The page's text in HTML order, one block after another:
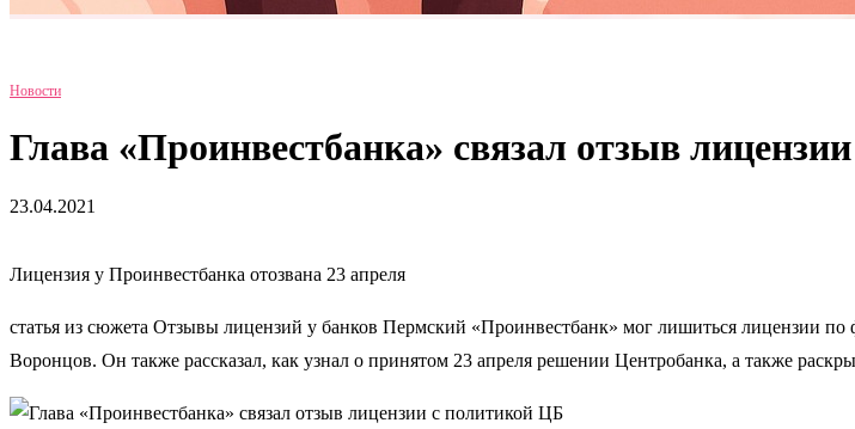
Новости
Глава «Проинвестбанка» связал отзыв
23.04.2021
Лицензия у Проинвестбанка отозвана 23 апреля
статья из сюжета Отзывы лицензий у банков Пермский «Проинвестбанк» мог лишиться лицензии
Воронцов. Он также рассказал, как узнал о принятом 23 апреля решении Центробанка, а также